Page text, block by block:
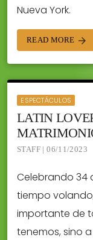
Nueva York.
READ MORE arrow_forward
ESPECTÁCULOS
LATIN
STAFF | 06/11/2023
Celebrando 34
tiempo
importante de
tenemos, sino